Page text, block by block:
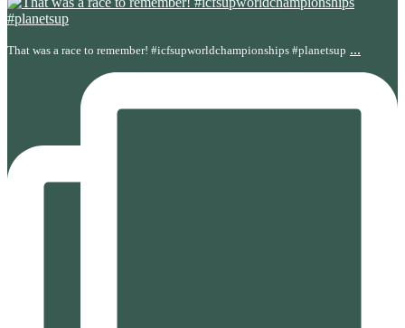
That was a race to remember! #icfsupworldchampionships #planetsup ...